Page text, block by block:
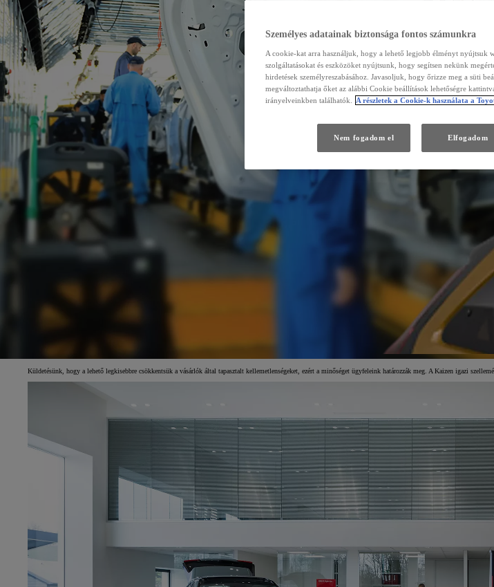
Küldetésünk, hogy a lehető legkisebbre csökkentsük a vásárlók által tapasztalt kellemetlenségeket, ezért a minőséget ügyfeleink határozzák meg. A Kaizen igazi
Személyes adatainak biztonsága fontos számunkra
A cookie-kat arra használjuk, hogy a lehető legjobb élményt nyújtsuk
szolgáltatásokat és eszközöket nyújtsunk, hogy segítsen nekünk
hirdetések személyreszabásához. Javasoljuk, hogy őrizze meg a süti
megváltoztathatja őket az alábbi Cookie beállítások lehetőségre
irányelveinkben találhatók.
A részletek a Cookie-k használata a
Nem fogadom el Elfogadom